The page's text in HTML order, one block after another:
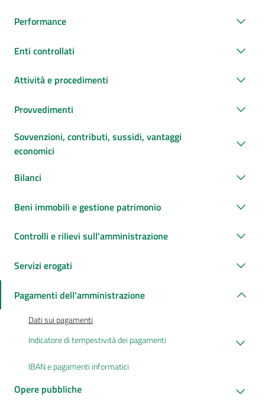
Performance
Enti controllati
Attività e procedimenti
Provvedimenti
Sovvenzioni, contributi, sussidi, vantaggi
economici
Bilanci
Beni immobili e gestione patrimonio
Controlli e rilievi sull'amministrazione
Servizi erogati
Pagamenti dell'amministrazione
Dati sui pagamenti
Indicatore di tempestività dei pagamenti
IBAN e pagamenti informatici
Opere pubbliche